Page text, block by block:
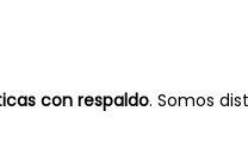
con respaldo. Somos